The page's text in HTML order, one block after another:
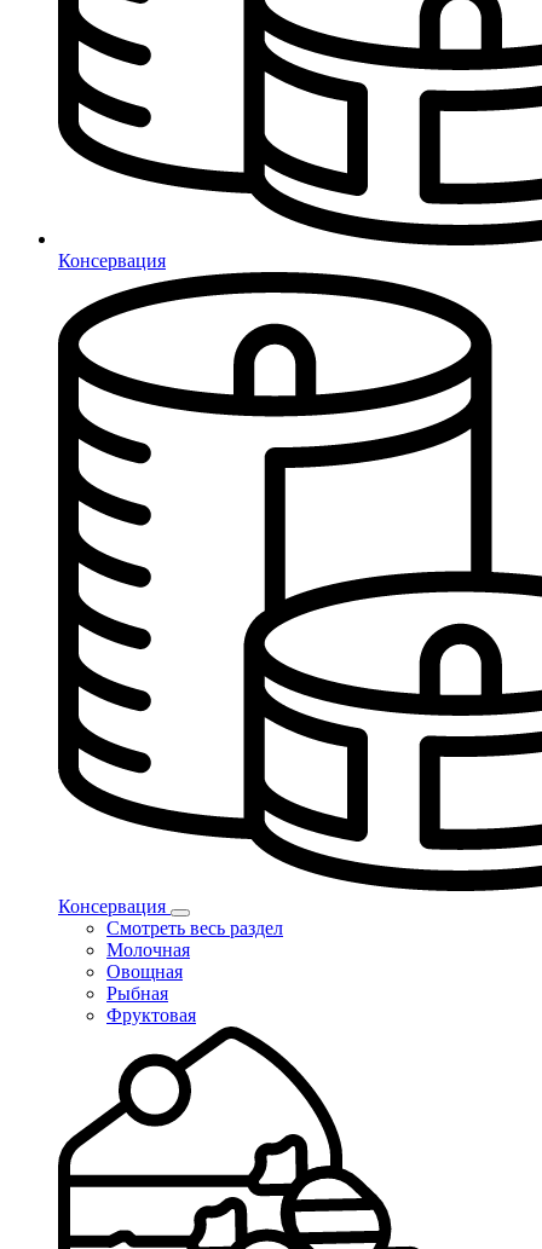
Консервация
Консервация
Смотреть весь раздел
Молочная
Овощная
Рыбная
Фруктовая